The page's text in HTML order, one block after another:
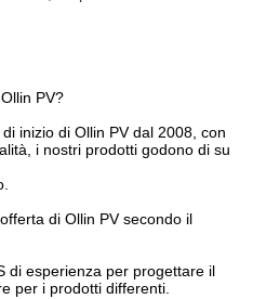
PV?
inizio di Ollin PV dal 2008, con
i nostri prodotti godono di su
di Ollin PV secondo il
di esperienza per progettare il
per i prodotti differenti.